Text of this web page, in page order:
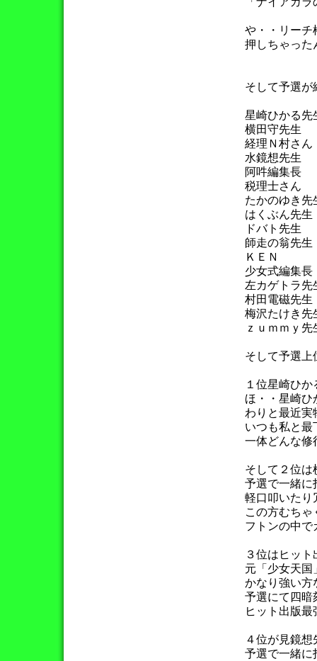
や・・リーチ
押しちゃっ
そして予選が
星崎ひかる
横田守先
経理Ｎ村さ
水鏡想先
阿吽編集
税理士さ
たかのゆき
はくぶん先
ドバト先
師走の翁先
ＫＥＮ
少女式編集
左カゲトラ
村田電磁先
梅沢たけき
ｚｕｍｍｙ
そして予選上
１位星崎ひ
ほ・・星崎
わりと最近実
いつも私と最
一体どんな修
そして２位は
予選で一緒に
軽口叩いたり
この方むち
フトンの中
３位はヒッ
元「少女天国
かなり強い方
予選にて四
ヒット出版
４位が見鏡想
予選で一緒